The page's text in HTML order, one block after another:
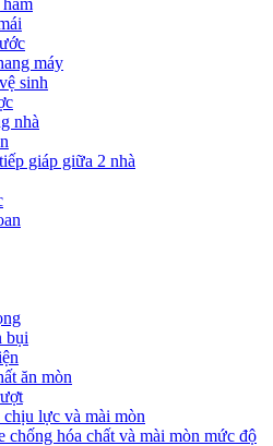
máy
sinh
nhà
giáp giữa 2 nhà
bụi
ăn mòn
chịu lực và mài mòn
chống hóa chất và mài mòn mức độ